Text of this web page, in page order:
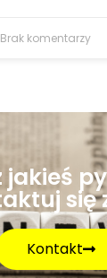
Brak komentarzy
jakieś
się
Kontakt